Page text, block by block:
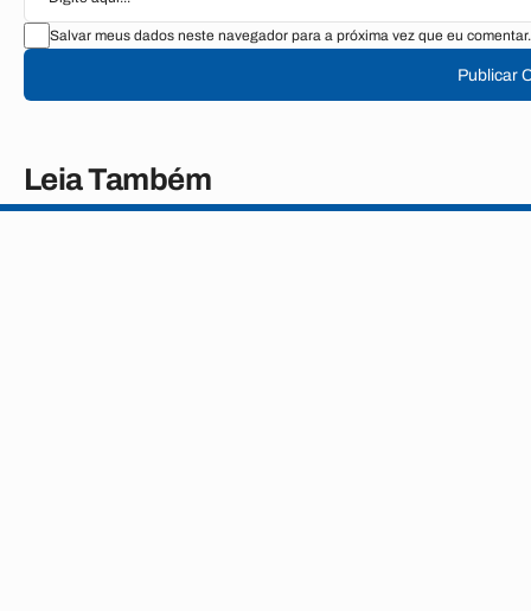
Salvar meus dados neste navegador para a próxima vez que eu comentar.
Publicar
Leia Também